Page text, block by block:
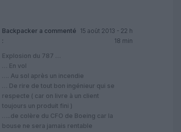
Backpacker a commenté
:
15 août 2013 - 22 h
18 min
Explosion du 787 …
… En vol
…. Au sol après un incendie
… De rire de tout bon ingénieur qui se
respecte ( car on livre à un client
toujours un produit fini )
…..de colère du CFO de Boeing car la
bouse ne sera jamais rentable